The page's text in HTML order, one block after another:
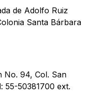
de Adolfo Ruiz
Santa Bárbara
No. 94, Col. San
55-50381700 ext.